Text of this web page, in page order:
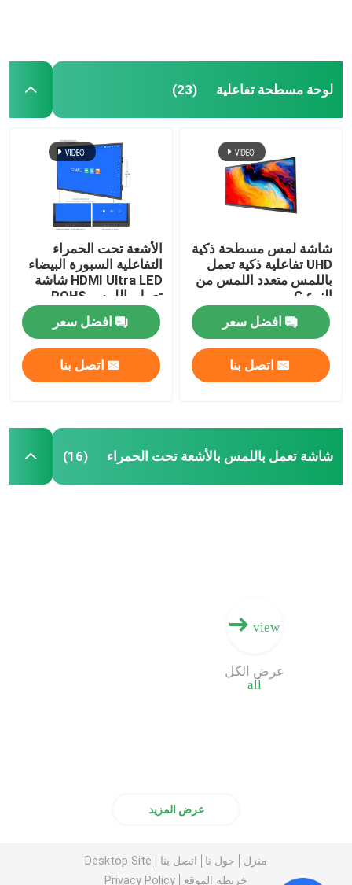
لوحة مسطحة تفاعلية (23)
شاشة لمس مسطحة ذكية
UHD تفاعلية ذكية تعمل
باللمس متعدد اللمس من
النوع C.
افضل سعر
اتصل بنا
الأشعة تحت الحمراء
التفاعلية السبورة البيضاء
HDMI Ultra LED شاشة
تعمل باللمس ROHS
افضل سعر
اتصل بنا
شاشة تعمل باللمس بالأشعة تحت الحمراء (16)
view
all
عرض الكل
عرض المزيد
منزل حول نا اتصل بنا
Desktop Site
خريطة الموقع
Privacy Policy